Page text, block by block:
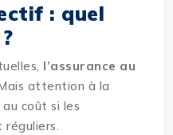
: quel
l’assurance au
attention à la
coût si les
réguliers.